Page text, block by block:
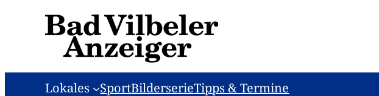
Lokales SportBilderserieTipps & Termine